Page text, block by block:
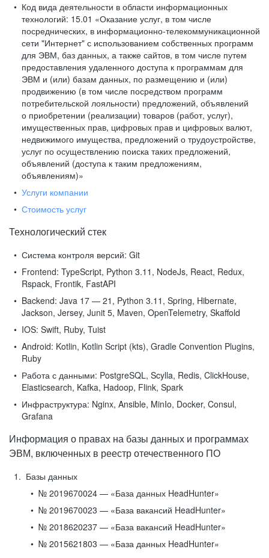
Код вида деятельности в области информационных
технологий: 15.01 «Оказание услуг, в том числе
посреднических, в информационно-телекоммуникационной
сети "Интернет" с использованием собственных программ
для ЭВМ, баз данных, а также сайтов, в том числе путем
предоставления удаленного доступа к программам для
ЭВМ и (или) базам данных, по размещению и (или)
продвижению (в том числе посредством программ
потребительской лояльности) предложений, объявлений
о приобретении (реализации) товаров (работ, услуг),
имущественных прав, цифровых прав и цифровых валют,
недвижимого имущества, предложений о трудоустройстве,
услуг по осуществлению поиска таких предложений,
объявлений (доступа к таким предложениям,
объявлениям)»
Услуги компании
Стоимость услуг
Технологический стек
Система контроля версий: Git
Frontend: TypeScript, Python 3.11, NodeJs, React, Redux,
Rspack, Frontik, FastAPI
Backend: Java 17 — 21, Python 3.11, Spring, Hibernate,
Jackson, Jersey, Junit 5, Maven, OpenTelemetry, Skaffold
IOS: Swift, Ruby, Tuist
Android: Kotlin, Kotlin Script (kts), Gradle Convention Plugins,
Ruby
Работа с данными: PostgreSQL, Scylla, Redis, ClickHouse,
Elasticsearch, Kafka, Hadoop, Flink, Spark
Инфраструктура: Nginx, Ansible, MinIo, Docker, Consul,
Grafana
Информация о правах на базы данных и программах
ЭВМ, включенных в реестр отечественного ПО
Базы данных
№ 2019670024 — «База данных HeadHunter»
№ 2019670023 — «База вакансий HeadHunter»
№ 2018620237 — «База вакансий HeadHunter»
№ 2015621803 — «База данных HeadHunter»